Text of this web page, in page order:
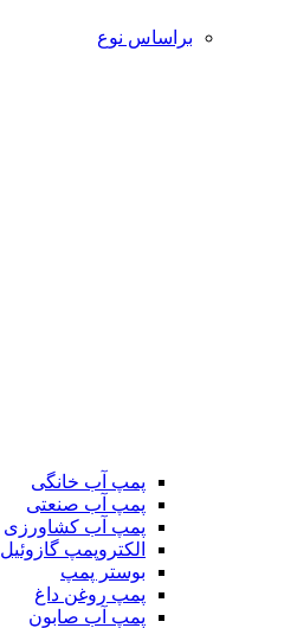
براساس نوع
پمپ آب خانگی
پمپ آب صنعتی
پمپ آب کشاورزی
الکتروپمپ گازوئیل
بوستر پمپ
پمپ روغن داغ
پمپ آب صابون